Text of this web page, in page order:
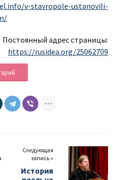
v-stavropole-ustanovili-
Постоянный адрес страницы:
https://rusidea.org/25062709
Следующая
запись »
История